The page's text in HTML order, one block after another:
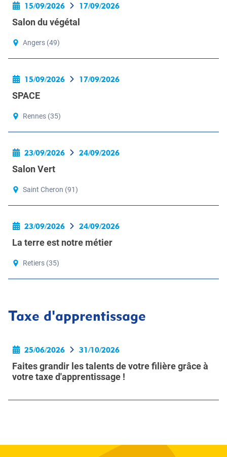
15/09/2026 17/09/2026
Salon du végétal
Angers (49)
15/09/2026 17/09/2026
SPACE
Rennes (35)
23/09/2026 24/09/2026
Salon Vert
Saint Cheron (91)
23/09/2026 24/09/2026
La terre est notre métier
Retiers (35)
Taxe d'apprentissage
25/06/2026 31/10/2026
Faites grandir les talents de votre filière grâce à
votre taxe d'apprentissage !